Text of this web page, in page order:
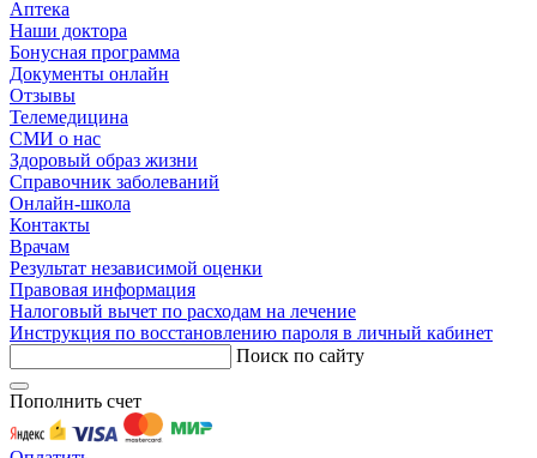
Аптека
Наши доктора
Бонусная программа
Документы онлайн
Отзывы
Телемедицина
СМИ о нас
Здоровый образ жизни
Справочник заболеваний
Онлайн-школа
Контакты
Врачам
Результат независимой оценки
Правовая информация
Налоговый вычет по расходам на лечение
Инструкция по восстановлению пароля в личный кабинет
Поиск по сайту
Пополнить счет